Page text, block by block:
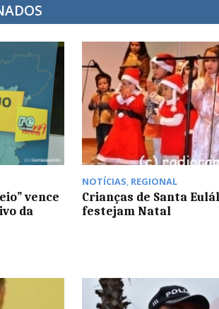
vence
da
NOTÍCIAS, REGIONAL
Crianças de Santa
festejam Natal